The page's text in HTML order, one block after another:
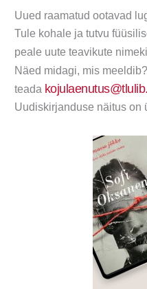
Uued raamatud ootavad
Tule kohale ja tutvu
peale uute teavikute
Näed midagi, mis
teada
Uudiskirjanduse näitus on